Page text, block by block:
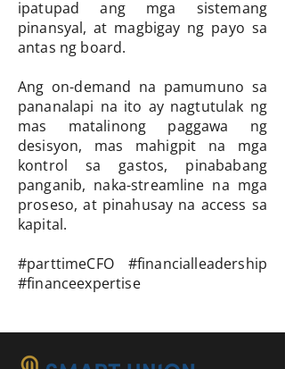
ipatupad ang mga sistemang
pinansyal, at magbigay ng payo sa
antas ng board.
Ang on-demand na pamumuno sa
pananalapi na ito ay nagtutulak ng
mas matalinong paggawa ng
desisyon, mas mahigpit na mga
kontrol sa gastos, pinababang
panganib, naka-streamline na mga
proseso, at pinahusay na access sa
kapital.
#parttimeCFO #financialleadership
#financeexpertise